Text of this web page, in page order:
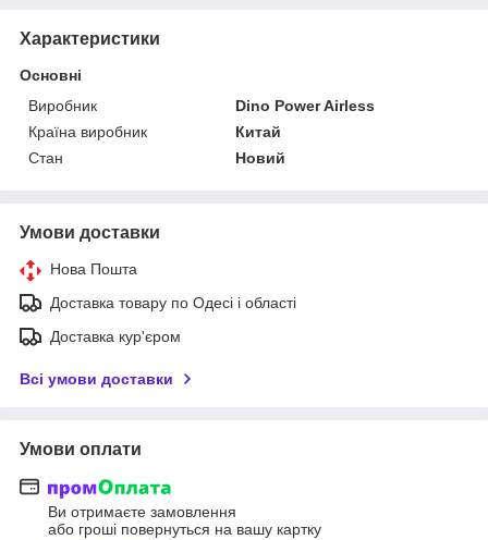
Характеристики
Основні
Виробник
Dino Power Airless
Країна виробник
Китай
Стан
Новий
Умови доставки
Нова Пошта
Доставка товару по Одесі і області
Доставка кур'єром
Всі умови доставки
Умови оплати
Ви отримаєте замовлення
або гроші повернуться на вашу картку